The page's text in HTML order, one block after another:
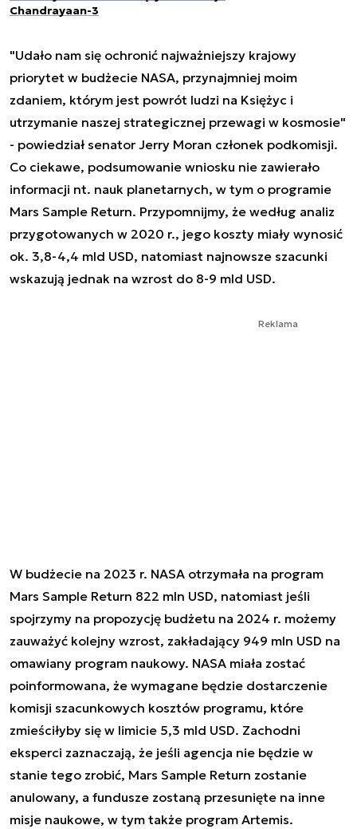
Chandrayaan-3
"Udało nam się ochronić najważniejszy krajowy
priorytet w budżecie NASA, przynajmniej moim
zdaniem, którym jest powrót ludzi na Księżyc i
utrzymanie naszej strategicznej przewagi w kosmosie"
- powiedział senator Jerry Moran członek podkomisji.
Co ciekawe, podsumowanie wniosku nie zawierało
informacji nt. nauk planetarnych, w tym o programie
Mars Sample Return. Przypomnijmy, że według analiz
przygotowanych w 2020 r., jego koszty miały wynosić
ok. 3,8-4,4 mld USD, natomiast najnowsze szacunki
wskazują jednak na wzrost do 8-9 mld USD.
Reklama
W budżecie na 2023 r. NASA otrzymała na program
Mars Sample Return 822 mln USD, natomiast jeśli
spojrzymy na propozycję budżetu na 2024 r. możemy
zauważyć kolejny wzrost, zakładający 949 mln USD na
omawiany program naukowy. NASA miała zostać
poinformowana, że wymagane będzie dostarczenie
komisji szacunkowych kosztów programu, które
zmieściłyby się w limicie 5,3 mld USD. Zachodni
eksperci zaznaczają, że jeśli agencja nie będzie w
stanie tego zrobić, Mars Sample Return zostanie
anulowany, a fundusze zostaną przesunięte na inne
misje naukowe, w tym także program Artemis.